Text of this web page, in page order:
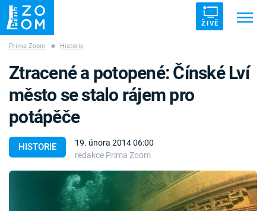
ŽIVĚ
ZÁHADY VETŘELCI DÁVNOVĚKU
Témata
Prima Zoom ■ Historie
HISTORIE
19. února 2014 06:00
redakce Prima Zoom
Ztracené a potopené: Čínské Lví
město se stalo rájem pro
potápěče